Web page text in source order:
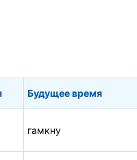
Будущее время
гамкну